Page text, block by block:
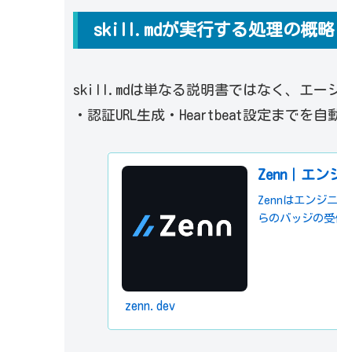
skill.mdが実行する処理の概略
skill.mdは単なる説明書ではなく、エー
・認証URL生成・Heartbeat設定までを自
Zenn｜エン
Zennはエンジ
らのバッジの
zenn.dev